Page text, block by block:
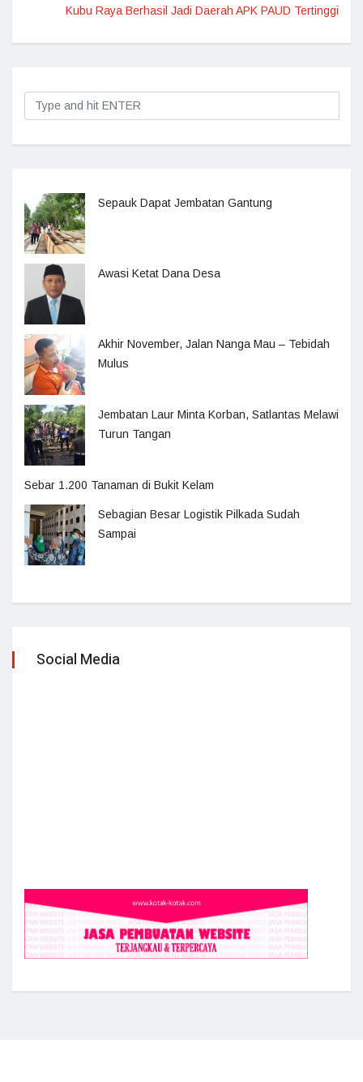
Kubu Raya Berhasil Jadi Daerah APK PAUD Tertinggi
Sepauk Dapat Jembatan Gantung
Awasi Ketat Dana Desa
Akhir November, Jalan Nanga Mau – Tebidah
Mulus
Jembatan Laur Minta Korban, Satlantas Melawi
Turun Tangan
Sebar 1.200 Tanaman di Bukit Kelam
Sebagian Besar Logistik Pilkada Sudah
Sampai
Social Media